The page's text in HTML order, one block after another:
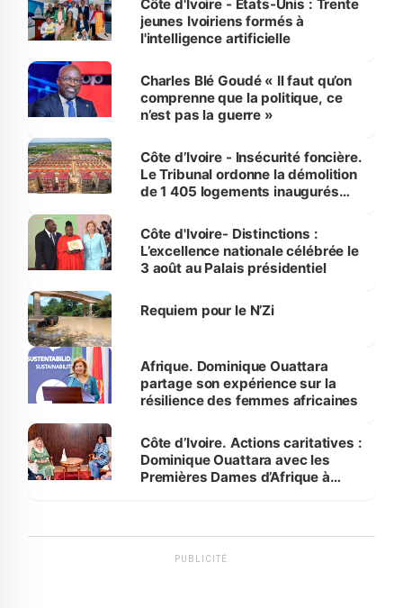
Côte d'Ivoire - Etats-Unis : Trente
jeunes Ivoiriens formés à
l'intelligence artificielle
Charles Blé Goudé « Il faut qu’on
comprenne que la politique, ce
n’est pas la guerre »
Côte d’Ivoire - Insécurité foncière.
Le Tribunal ordonne la démolition
de 1 405 logements inaugurés
Bassam
Côte d'Ivoire- Distinctions :
L’excellence nationale célébrée le
3 août au Palais présidentiel
Requiem pour le N’Zi
Afrique. Dominique Ouattara
partage son expérience sur la
résilience des femmes africaines
Côte d’Ivoire. Actions caritatives :
Dominique Ouattara avec les
Premières Dames d’Afrique à
PUBLICITÉ